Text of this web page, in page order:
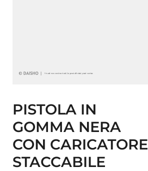
PISTOLA IN
GOMMA NERA
CON CARICATORE
STACCABILE